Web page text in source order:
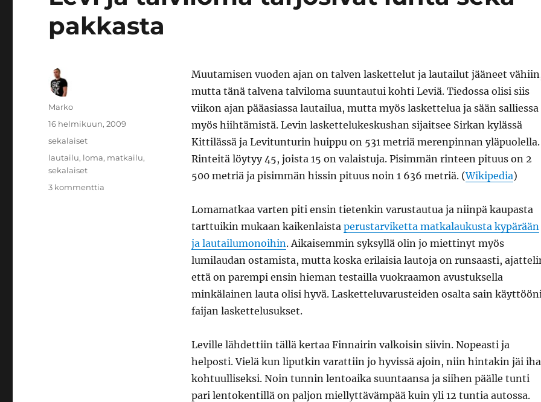
pakkasta
Muutamisen vuoden ajan on talven laskettelut ja lautailut jääneet
mutta tänä talvena talviloma suuntautui kohti Leviä. Tiedossa olisi siis
viikon ajan pääasiassa lautailua, mutta myös laskettelua ja sään salliessa
myös hiihtämistä. Levin laskettelukeskushan sijaitsee Sirkan kylässä
Kittilässä ja Levitunturin huippu on 531 metriä merenpinnan yläpuolella.
Rinteitä löytyy 45, joista 15 on valaistuja. Pisimmän rinteen pituus on 2
500 metriä ja pisimmän hissin pituus noin 1 636 metriä. (Wikipedia)
Lomamatkaa varten piti ensin tietenkin varustautua ja niinpä kaupasta
tarttuikin mukaan kaikenlaista perustarviketta matkalaukusta kypärään
ja lautailumonoihin. Aikaisemmin syksyllä olin jo miettinyt myös
lumilaudan ostamista, mutta koska erilaisia lautoja on runsaasti,
että on parempi ensin hieman testailla vuokraamon avustuksella
minkälainen lauta olisi hyvä. Lasketteluvarusteiden osalta sain
faijan laskettelusukset.
Leville lähdettiin tällä kertaa Finnairin valkoisin siivin. Nopeasti ja
helposti. Vielä kun liputkin varattiin jo hyvissä ajoin, niin hintakin jäi
kohtuulliseksi. Noin tunnin lentoaika suuntaansa ja siihen päälle tunti
pari lentokentillä on paljon miellyttävämpää kuin yli 12 tuntia autossa.
Kirjoittaja
Marko
Julkaistu
16 helmikuun, 2009
Kategoriat
sekalaiset
Avainsanat
lautailu, loma, matkailu,
sekalaiset
3 kommenttia